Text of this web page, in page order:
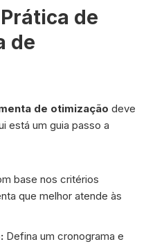
de
de
de otimização deve
está um guia passo a
base nos critérios
que melhor atende às
Defina um cronograma e